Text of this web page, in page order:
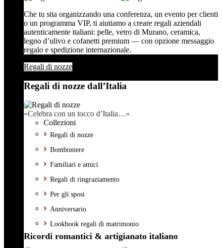
Che tu stia organizzando una conferenza, un evento per clienti
o un programma VIP, ti aiutiamo a creare regali aziendali
autenticamente italiani: pelle, vetro di Murano, ceramica,
legno d’ulivo e cofanetti premium — con opzione messaggio
regalo e spedizione internazionale.
Regali di nozze
Regali di nozze dall’Italia
«Celebra con un tocco d’Italia…»
Collezioni
Regali di nozze
Bomboniere
Familiari e amici
Regali di ringraziamento
Per gli sposi
Anniversario
Lookbook regali di matrimonio
Ricordi romantici & artigianato italiano